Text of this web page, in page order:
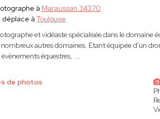
à Maraussan 34370
déplace àToulouse
et vidéaste spécialisée dans le domaine
autres domaines. Etant équipée d'un
évènements équestres, ...
de photos